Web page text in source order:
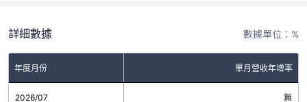
詳細數據 數據單位：%
年度月份 單月營收年增率
2026/07 無